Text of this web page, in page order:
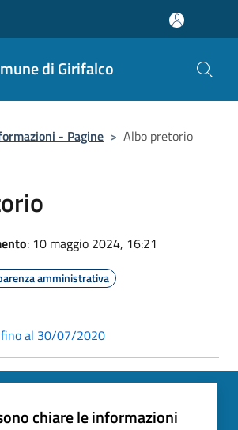
di Girifalco
- Pagine > Albo pretorio
: 10 maggio 2024, 16:21
amministrativa
al 30/07/2020
chiare le informazioni